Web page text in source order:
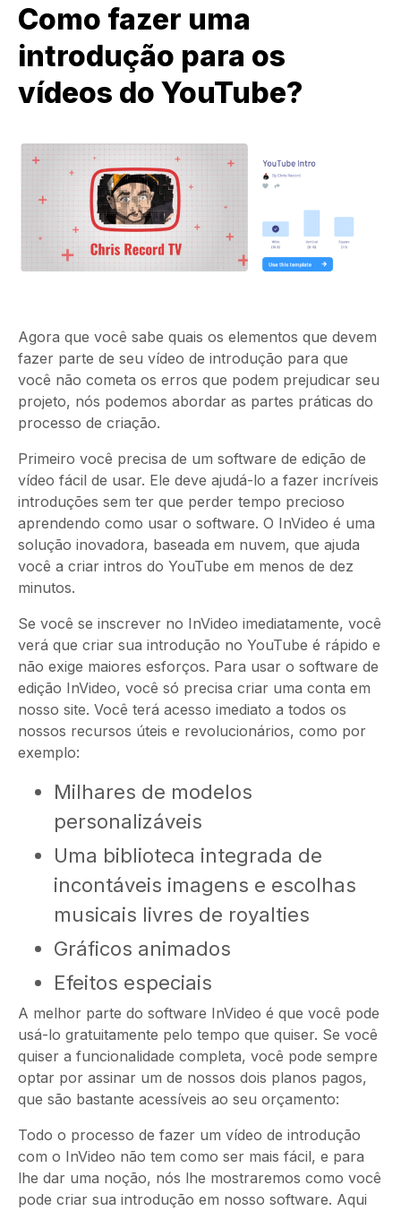
Como fazer uma
introdução para os
vídeos do YouTube?
Agora que você sabe quais os elementos que devem
fazer parte de seu vídeo de introdução para que
você não cometa os erros que podem prejudicar seu
projeto, nós podemos abordar as partes práticas do
processo de criação.
Primeiro você precisa de um software de edição de
vídeo fácil de usar. Ele deve ajudá-lo a fazer incríveis
introduções sem ter que perder tempo precioso
aprendendo como usar o software. O InVideo é uma
solução inovadora, baseada em nuvem, que ajuda
você a criar intros do YouTube em menos de dez
minutos.
Se você se inscrever no InVideo imediatamente, você
verá que criar sua introdução no YouTube é rápido e
não exige maiores esforços. Para usar o software de
edição InVideo, você só precisa criar uma conta em
nosso site. Você terá acesso imediato a todos os
nossos recursos úteis e revolucionários, como por
exemplo:
Milhares de modelos
personalizáveis
Uma biblioteca integrada de
incontáveis imagens e escolhas
musicais livres de royalties
Gráficos animados
Efeitos especiais
A melhor parte do software InVideo é que você pode
usá-lo gratuitamente pelo tempo que quiser. Se você
quiser a funcionalidade completa, você pode sempre
optar por assinar um de nossos dois planos pagos,
que são bastante acessíveis ao seu orçamento:
Todo o processo de fazer um vídeo de introdução
com o InVideo não tem como ser mais fácil, e para
lhe dar uma noção, nós lhe mostraremos como você
pode criar sua introdução em nosso software. Aqui